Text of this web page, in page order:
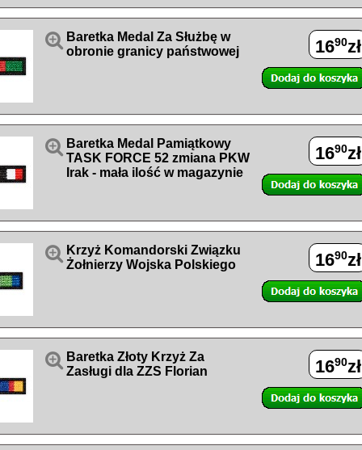
 Baretka Medal Za Służbę w
obronie granicy państwowej
1690zł
 Baretka Medal Pamiątkowy
TASK FORCE 52 zmiana PKW
Irak - mała ilość w magazynie
1690zł
 Krzyż Komandorski Związku
Żołnierzy Wojska Polskiego
1690zł
 Baretka Złoty Krzyż Za
Zasługi dla ZZS Florian
1690zł